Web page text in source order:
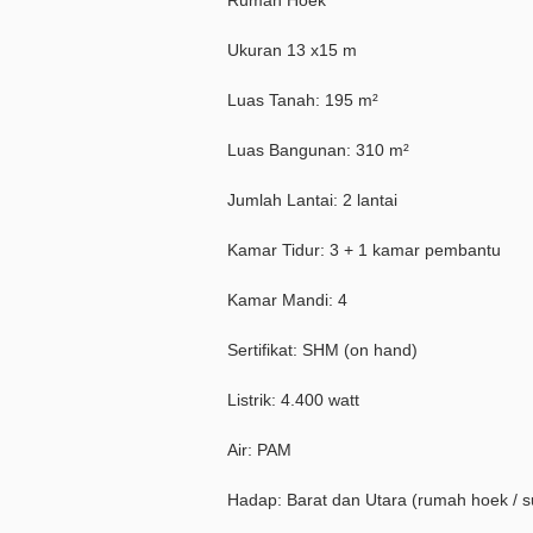
Ukuran 13 x15 m
Luas Tanah: 195 m²
Luas Bangunan: 310 m²
Jumlah Lantai: 2 lantai
Kamar Tidur: 3 + 1 kamar pembantu
Kamar Mandi: 4
Sertifikat: SHM (on hand)
Listrik: 4.400 watt
Air: PAM
Hadap: Barat dan Utara (rumah hoek /